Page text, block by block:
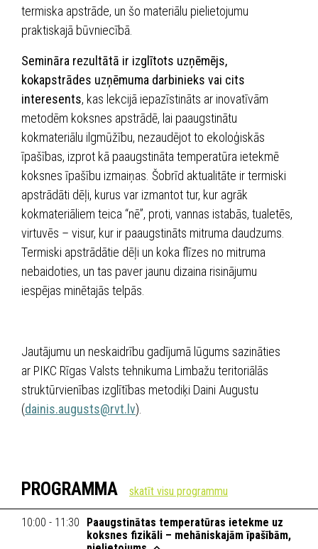
termiska apstrāde, un šo materiālu pielietojumu
praktiskajā būvniecībā.
Semināra rezultātā ir izglītots uzņēmējs,
kokapstrādes uzņēmuma darbinieks vai cits
interesents, kas lekcijā iepazīstināts ar inovatīvām
metodēm koksnes apstrādē, lai paaugstinātu
kokmateriālu ilgmūžību, nezaudējot to ekoloģiskās
īpašības, izprot kā paaugstināta temperatūra ietekmē
koksnes īpašību izmaiņas. Šobrīd aktualitāte ir termiski
apstrādāti dēļi, kurus var izmantot tur, kur agrāk
kokmateriāliem teica “nē”, proti, vannas istabās, tualetēs,
virtuvēs – visur, kur ir paaugstināts mitruma daudzums.
Termiski apstrādātie dēļi un koka flīzes no mitruma
nebaidoties, un tas paver jaunu dizaina risinājumu
iespējas minētajās telpās.
Jautājumu un neskaidrību gadījumā lūgums sazināties
ar PIKC Rīgas Valsts tehnikuma Limbažu teritoriālās
struktūrvienības izglītības metodiķi Daini Augustu
(dainis.augusts@rvt.lv).
PROGRAMMA
10:00 - 11:30
Paaugstinātas temperatūras ietekme uz
koksnes fizikāli – mehāniskajām īpašībām,